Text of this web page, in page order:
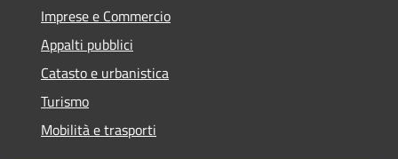
Imprese e Commercio
Appalti pubblici
Catasto e urbanistica
Turismo
Mobilità e trasporti